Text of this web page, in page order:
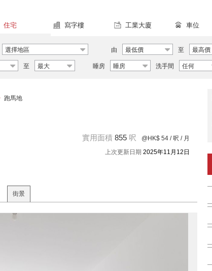
住宅 寫字樓 工業大廈 車位
選擇地區 由 最低價 至 最高價
至 最大 睡房 睡房 洗手間 任何
跑馬地
實用面積 855 呎 @HK$ 54 / 呎 / 月
上次更新日期 2025年11月12日
街景